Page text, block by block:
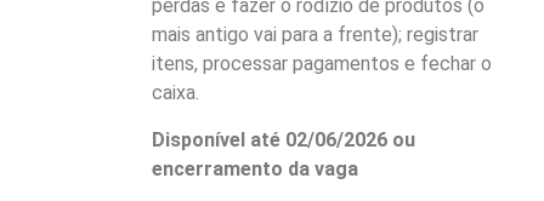
perdas e fazer o rodízio de produtos (o
mais antigo vai para a frente); registrar
itens, processar pagamentos e fechar o
caixa.
Disponível até 02/06/2026 ou
encerramento da vaga